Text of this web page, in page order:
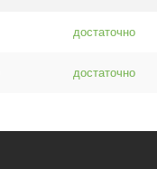
достаточно
достаточно